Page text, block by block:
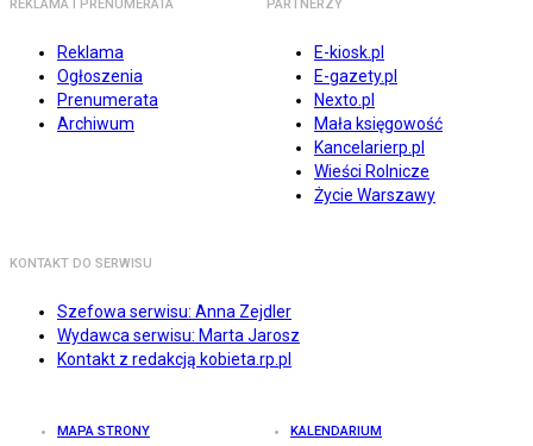
REKLAMA I PRENUMERATA
Reklama
Ogłoszenia
Prenumerata
Archiwum
PARTNERZY
E-kiosk.pl
E-gazety.pl
Nexto.pl
Mała księgowość
Kancelarierp.pl
Wieści Rolnicze
Życie Warszawy
KONTAKT DO SERWISU
Szefowa serwisu: Anna Zejdler
Wydawca serwisu: Marta Jarosz
Kontakt z redakcją kobieta.rp.pl
MAPA STRONY KALENDARIUM